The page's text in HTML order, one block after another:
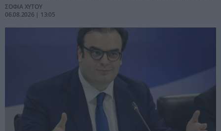
ΣΟΦΙΑ ΧΥΤΟΥ
06.08.2026 | 13:05